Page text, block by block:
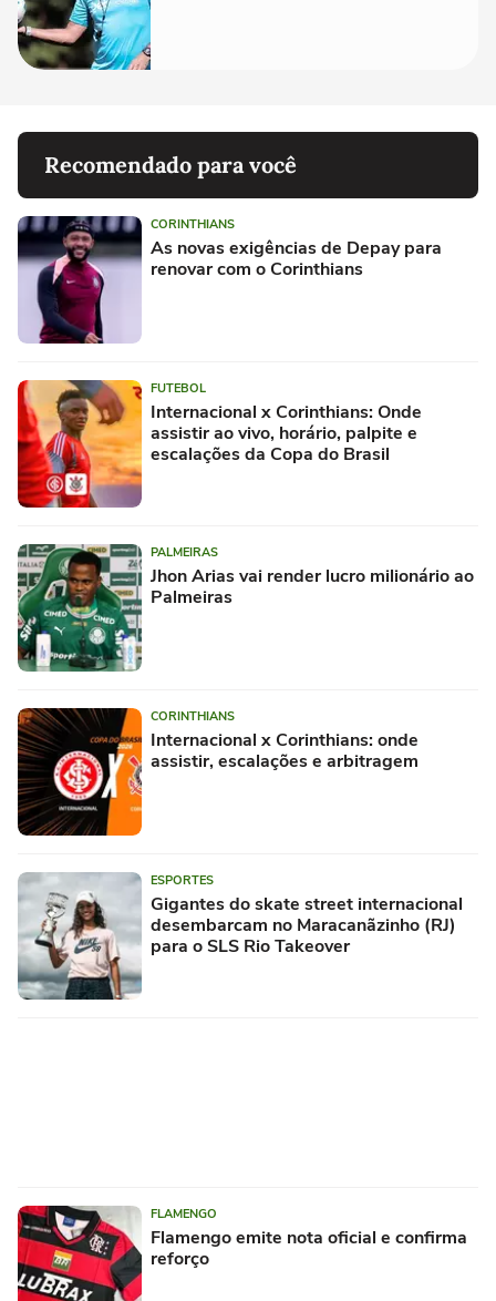
Recomendado para você
CORINTHIANS
As novas exigências de Depay para
renovar com o Corinthians
FUTEBOL
Internacional x Corinthians: Onde
assistir ao vivo, horário, palpite e
escalações da Copa do Brasil
PALMEIRAS
Jhon Arias vai render lucro milionário ao
Palmeiras
CORINTHIANS
Internacional x Corinthians: onde
assistir, escalações e arbitragem
ESPORTES
Gigantes do skate street internacional
desembarcam no Maracanãzinho (RJ)
para o SLS Rio Takeover
FLAMENGO
Flamengo emite nota oficial e confirma
reforço